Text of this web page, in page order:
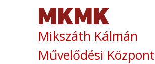
Mikszáth Kálmán
Művelődési Központ